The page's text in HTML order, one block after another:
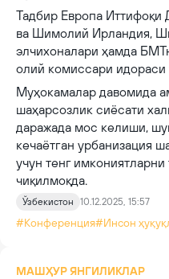
Тадбир Еврoпa Иттифоқи
ва Шимолий Ирландия,
элчихоналари ҳамда
олий комиссари идораси
Муҳокамалар давомида
шаҳарсозлик сиёсати
даражада мос келиши,
кечаётган урбанизация
учун тенг
чиқилмоқда.
Ўзбекистон 10.12.2025, 15:57
#Конференция#Инсон
МАШҲУР ЯНГИЛИКЛАР